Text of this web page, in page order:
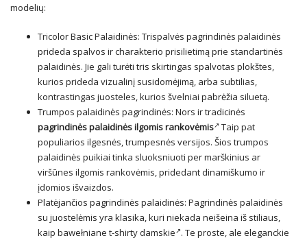
modelių:
Tricolor Basic Palaidinės: Trispalvės pagrindinės palaidinės
prideda spalvos ir charakterio prisilietimą prie standartinės
palaidinės. Jie gali turėti tris skirtingas spalvotas plokštes,
kurios prideda vizualinį susidomėjimą, arba subtilias,
kontrastingas juosteles, kurios švelniai pabrėžia siluetą.
Trumpos palaidinės pagrindinės: Nors ir tradicinės
pagrindinės palaidinės ilgomis rankovėmis
Taip pat
populiarios ilgesnės, trumpesnės versijos. Šios trumpos
palaidinės puikiai tinka sluoksniuoti per marškinius ar
viršūnes ilgomis rankovėmis, pridedant dinamiškumo ir
įdomios išvaizdos.
Platėjančios pagrindinės palaidinės: Pagrindinės palaidinės
su juostelėmis yra klasika, kuri niekada neišeina iš stiliaus,
kaip bawełniane t-shirty damskie . Te proste, ale eleganckie